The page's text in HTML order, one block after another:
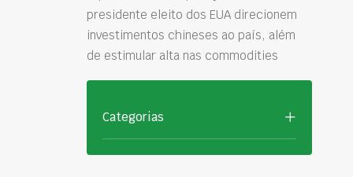
presidente eleito dos EUA direcionem
investimentos chineses ao país, além
de estimular alta nas commodities
Categorias